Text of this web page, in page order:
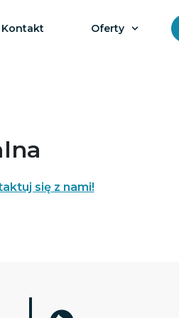
Kontakt Oferty
się z nami!